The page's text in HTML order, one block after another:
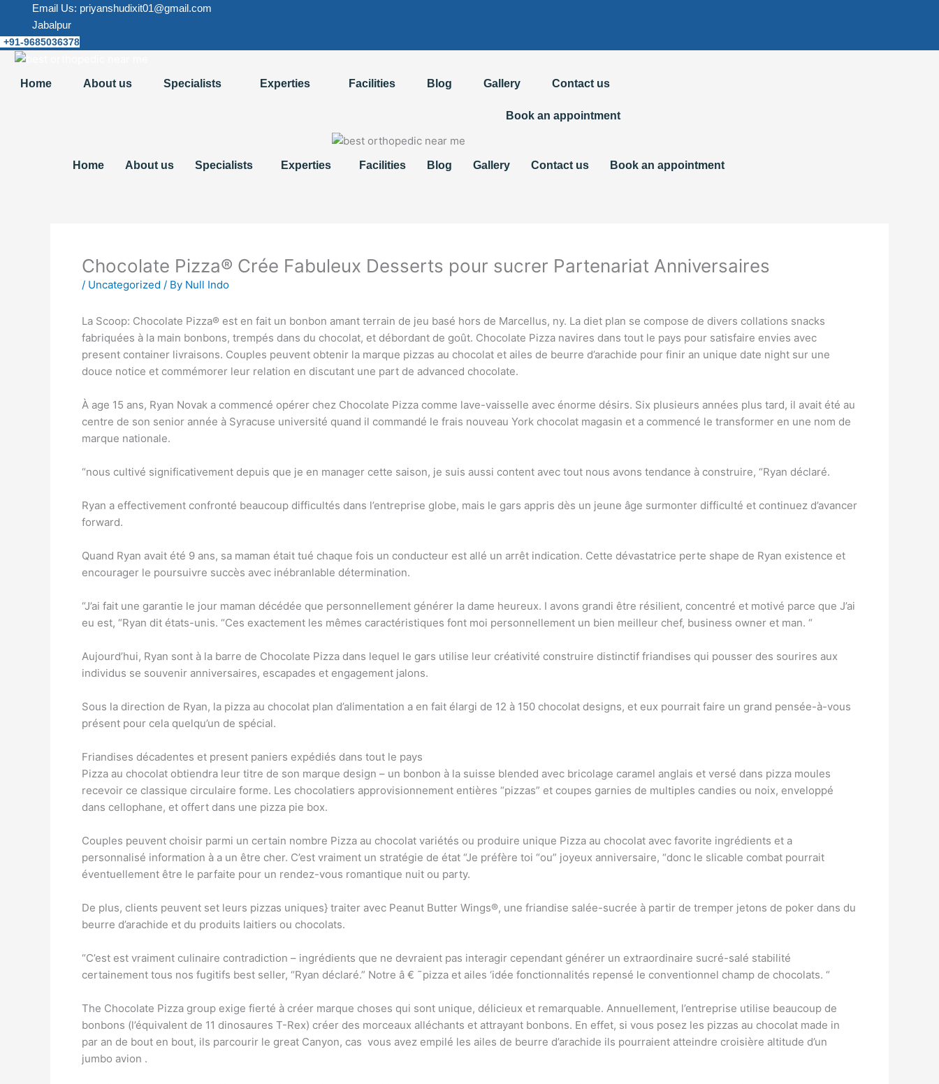
content
Email Us: priyanshudixit01@gmail.com
Jabalpur
+91-9685036378
Home About us Specialists Experties Facilities Blog Gallery Contact us
Book an appointment
Home About us Specialists Experties Facilities Blog Gallery Contact us Book an appointment
Chocolate Pizza® Crée Fabuleux Desserts pour sucrer Partenariat Anniversaires
/ Uncategorized / By Null Indo
La Scoop: Chocolate Pizza® est en fait un bonbon amant terrain de jeu basé hors de Marcellus, ny. La diet plan se compose de divers collations snacks
fabriquées à la main bonbons, trempés dans du chocolat, et débordant de goût. Chocolate Pizza navires dans tout le pays pour satisfaire envies avec
present container livraisons. Couples peuvent obtenir la marque pizzas au chocolat et ailes de beurre d’arachide pour finir an unique date night sur une
douce notice et commémorer leur relation en discutant une part de advanced chocolate.
À age 15 ans, Ryan Novak a commencé opérer chez Chocolate Pizza comme lave-vaisselle avec énorme désirs. Six plusieurs années plus tard, il avait été au
centre de son senior année à Syracuse université quand il commandé le frais nouveau York chocolat magasin et a commencé le transformer en une nom de
marque nationale.
“nous cultivé significativement depuis que je en manager cette saison, je suis aussi content avec tout nous avons tendance à construire, “Ryan déclaré.
Ryan a effectivement confronté beaucoup difficultés dans l’entreprise globe, mais le gars appris dès un jeune âge surmonter difficulté et continuez d’avancer
forward.
Quand Ryan avait été 9 ans, sa maman était tué chaque fois un conducteur est allé un arrêt indication. Cette dévastatrice perte shape de Ryan existence et
encourager le poursuivre succès avec inébranlable détermination.
“J’ai fait une garantie le jour maman décédée que personnellement générer la dame heureux. I avons grandi être résilient, concentré et motivé parce que J’ai
eu est, “Ryan dit états-unis. “Ces exactement les mêmes caractéristiques font moi personnellement un bien meilleur chef, business owner et man. “
Aujourd’hui, Ryan sont à la barre de Chocolate Pizza dans lequel le gars utilise leur créativité construire distinctif friandises qui pousser des sourires aux
individus se souvenir anniversaires, escapades et engagement jalons.
Sous la direction de Ryan, la pizza au chocolat plan d’alimentation a en fait élargi de 12 à 150 chocolat designs, et eux pourrait faire un grand pensée-à-vous
présent pour cela quelqu’un de spécial.
Friandises décadentes et present paniers expédiés dans tout le pays
Pizza au chocolat obtiendra leur titre de son marque design – un bonbon à la suisse blended avec bricolage caramel anglais et versé dans pizza moules
recevoir ce classique circulaire forme. Les chocolatiers approvisionnement entières “pizzas” et coupes garnies de multiples candies ou noix, enveloppé
dans cellophane, et offert dans une pizza pie box.
Couples peuvent choisir parmi un certain nombre Pizza au chocolat variétés ou produire unique Pizza au chocolat avec favorite ingrédients et a
personnalisé information à a un être cher. C’est vraiment un stratégie de état “Je préfère toi “ou” joyeux anniversaire, “donc le slicable combat pourrait
éventuellement être le parfaite pour un rendez-vous romantique nuit ou party.
De plus, clients peuvent set leurs pizzas uniques} traiter avec Peanut Butter Wings®, une friandise salée-sucrée à partir de tremper jetons de poker dans du
beurre d’arachide et du produits laitiers ou chocolats.
“C’est est vraiment culinaire contradiction – ingrédients que ne devraient pas interagir cependant générer un extraordinaire sucré-salé stabilité
certainement tous nos fugitifs best seller, “Ryan déclaré.” Notre â € ˜pizza et ailes ‘idée fonctionnalités repensé le conventionnel champ de chocolats. “
The Chocolate Pizza group exige fierté à créer marque choses qui sont unique, délicieux et remarquable. Annuellement, l’entreprise utilise beaucoup de
bonbons (l’équivalent de 11 dinosaures T-Rex) créer des morceaux alléchants et attrayant bonbons. En effet, si vous posez les pizzas au chocolat made in
par an de bout en bout, ils parcourir le great Canyon, cas ​​ vous avez empilé les ailes de beurre d’arachide ils pourraient atteindre croisière altitude d’un
jumbo avion .